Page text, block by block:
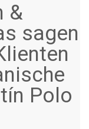
&
sagen
Polo